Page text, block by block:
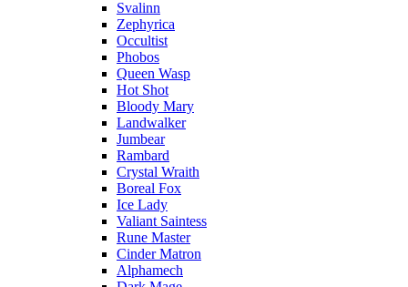
Svalinn
Zephyrica
Occultist
Phobos
Queen Wasp
Hot Shot
Bloody Mary
Landwalker
Jumbear
Rambard
Crystal Wraith
Boreal Fox
Ice Lady
Valiant Saintess
Rune Master
Cinder Matron
Alphamech